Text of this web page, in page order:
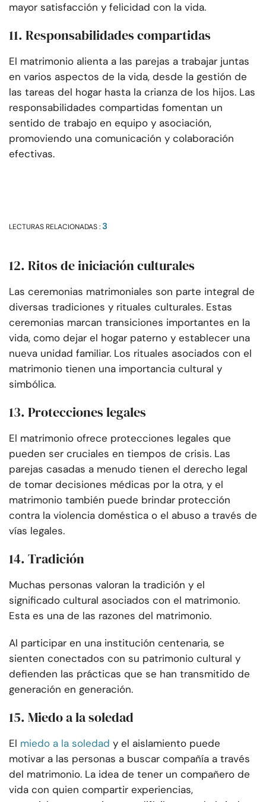
mayor satisfacción y felicidad con la vida.
11. Responsabilidades compartidas
El matrimonio alienta a las parejas a trabajar juntas
en varios aspectos de la vida, desde la gestión de
las tareas del hogar hasta la crianza de los hijos. Las
responsabilidades compartidas fomentan un
sentido de trabajo en equipo y asociación,
promoviendo una comunicación y colaboración
efectivas.
LECTURAS RELACIONADAS :3
12. Ritos de iniciación culturales
Las ceremonias matrimoniales son parte integral de
diversas tradiciones y rituales culturales. Estas
ceremonias marcan transiciones importantes en la
vida, como dejar el hogar paterno y establecer una
nueva unidad familiar. Los rituales asociados con el
matrimonio tienen una importancia cultural y
simbólica.
13. Protecciones legales
El matrimonio ofrece protecciones legales que
pueden ser cruciales en tiempos de crisis. Las
parejas casadas a menudo tienen el derecho legal
de tomar decisiones médicas por la otra, y el
matrimonio también puede brindar protección
contra la violencia doméstica o el abuso a través de
vías legales.
14. Tradición
Muchas personas valoran la tradición y el
significado cultural asociados con el matrimonio.
Esta es una de las razones del matrimonio.
Al participar en una institución centenaria, se
sienten conectados con su patrimonio cultural y
defienden las prácticas que se han transmitido de
generación en generación.
15. Miedo a la soledad
El miedo a la soledad y el aislamiento puede
motivar a las personas a buscar compañía a través
del matrimonio. La idea de tener un compañero de
vida con quien compartir experiencias,